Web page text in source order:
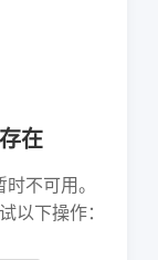
在
不可用。
以下操作：